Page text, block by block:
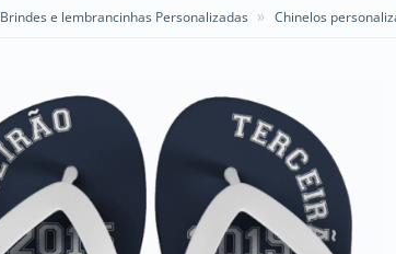
Brindes e lembrancinhas Personalizadas » Chinelos